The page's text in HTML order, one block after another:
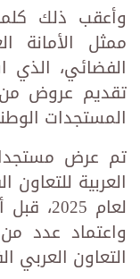
وأعقب ذلك
ممثل الأمانة
الفضائي، الذي
تقديم عروض من
المستجدات
تم عرض
العربية
لعام
واعتماد عدد
التعاون العربي